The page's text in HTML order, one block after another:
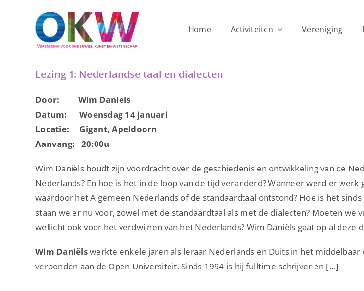
Home Activiteiten Vereniging
Lezing 1: Nederlandse taal en dialecten
Door: Wim Daniëls
Datum: Woensdag 14 januari
Locatie: Gigant, Apeldoorn
Aanvang: 20:00u
Wim Daniëls houdt zijn voordracht over de geschiedenis en ontwikkeling van de
Nederlands? En hoe is het in de loop van de tijd veranderd? Wanneer werd er
waardoor het Algemeen Nederlands of de standaardtaal ontstond? Hoe is het
staan we er nu voor, zowel met de standaardtaal als met de dialecten? Moeten
wellicht ook voor het verdwijnen van het Nederlands? Wim Daniëls gaat op al deze
Wim Daniëlswerkte enkele jaren als leraar Nederlands en Duits in het
verbonden aan de Open Universiteit. Sinds 1994 is hij fulltime schrijver en […]